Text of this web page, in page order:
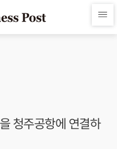
청주공항에 연결하